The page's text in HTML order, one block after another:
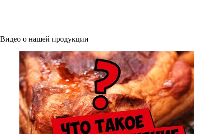
Видео о нашей продукции